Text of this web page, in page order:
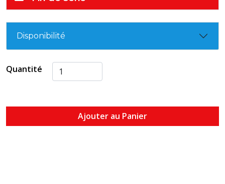
Disponibilité
Quantité
Ajouter au Panier